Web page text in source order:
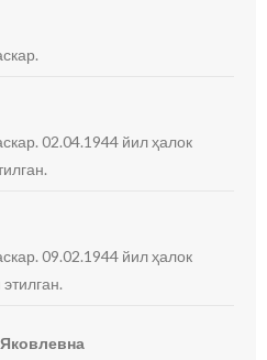
02.04.1944 йил ҳалок
09.02.1944 йил ҳалок